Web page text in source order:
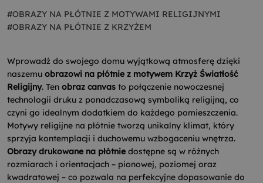
#OBRAZY NA PŁÓTNIE Z MOTYWAMI RELIGIJNYMI
#OBRAZY NA PŁÓTNIE Z KRZYŻEM
Wprowadź do swojego domu wyjątkową atmosferę dzięki
naszemu obrazowi na płótnie z motywem Krzyż Światłość
Religijny. Ten obraz canvas to połączenie nowoczesnej
technologii druku z ponadczasową symboliką religijną, co
czyni go idealnym dodatkiem do każdego pomieszczenia.
Motywy religijne na płótnie tworzą unikalny klimat, który
sprzyja kontemplacji i duchowemu wzbogaceniu wnętrza.
Obrazy drukowane na płótnie dostępne są w różnych
rozmiarach i orientacjach – pionowej, poziomej oraz
kwadratowej – co pozwala na perfekcyjne dopasowanie do